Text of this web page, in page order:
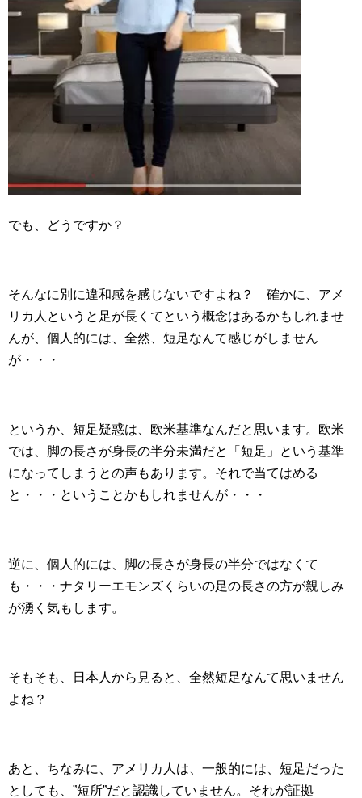
でも、どうですか？
そんなに別に違和感を感じないですよね？ 確かに、アメ
リカ人というと足が長くてという概念はあるかもしれませ
んが、個人的には、全然、短足なんて感じがしません
が・・・
というか、短足疑惑は、欧米基準なんだと思います。欧米
では、脚の長さが身長の半分未満だと「短足」という基準
になってしまうとの声もあります。それで当てはめる
と・・・ということかもしれませんが・・・
逆に、個人的には、脚の長さが身長の半分ではなくて
も・・・ナタリーエモンズくらいの足の長さの方が親しみ
が湧く気もします。
そもそも、日本人から見ると、全然短足なんて思いません
よね？
あと、ちなみに、アメリカ人は、一般的には、短足だった
としても、”短所”だと認識していません。それが証拠